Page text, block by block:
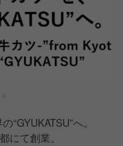
“GYUKATSU”へ。
にて創業。